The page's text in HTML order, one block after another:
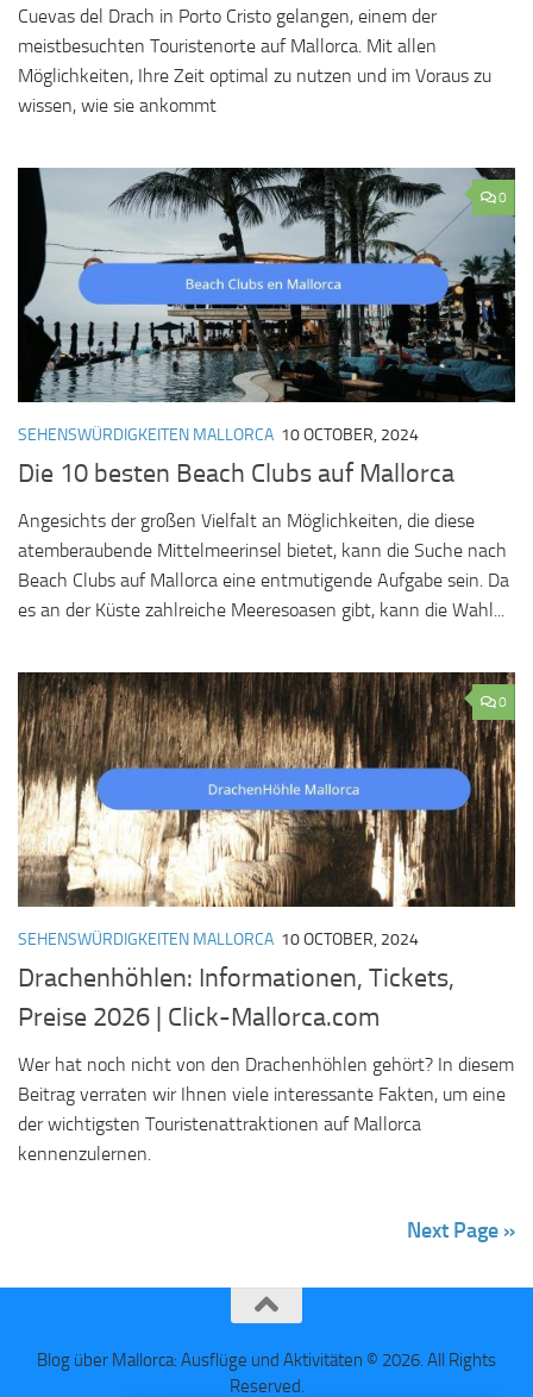
Cuevas del Drach in Porto Cristo gelangen, einem der
meistbesuchten Touristenorte auf Mallorca. Mit allen
Möglichkeiten, Ihre Zeit optimal zu nutzen und im Voraus zu
wissen, wie sie ankommt
0
SEHENSWÜRDIGKEITEN MALLORCA 10 OCTOBER, 2024
Die 10 besten Beach Clubs auf Mallorca
Angesichts der großen Vielfalt an Möglichkeiten, die diese
atemberaubende Mittelmeerinsel bietet, kann die Suche nach
Beach Clubs auf Mallorca eine entmutigende Aufgabe sein. Da
es an der Küste zahlreiche Meeresoasen gibt, kann die Wahl...
0
SEHENSWÜRDIGKEITEN MALLORCA 10 OCTOBER, 2024
Drachenhöhlen: Informationen, Tickets,
Preise 2026 | Click-Mallorca.com
Wer hat noch nicht von den Drachenhöhlen gehört? In diesem
Beitrag verraten wir Ihnen viele interessante Fakten, um eine
der wichtigsten Touristenattraktionen auf Mallorca
kennenzulernen.
Next Page »
Blog über Mallorca: Ausflüge und Aktivitäten © 2026. All Rights
Reserved.